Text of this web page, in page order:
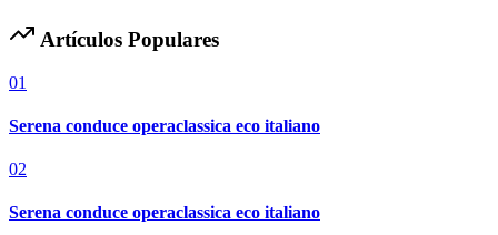
Artículos Populares
01
Serena conduce operaclassica eco italiano
02
Serena conduce operaclassica eco italiano